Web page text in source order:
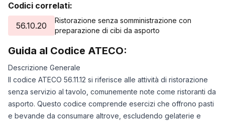
Codici correlati:
56.10.20
Ristorazione senza somministrazione con
preparazione di cibi da asporto
Guida al Codice ATECO:
Descrizione Generale
Il codice ATECO 56.11.12 si riferisce alle attività di ristorazione
senza servizio al tavolo, comunemente note come ristoranti da
asporto. Questo codice comprende esercizi che offrono pasti
e bevande da consumare altrove, escludendo gelaterie e